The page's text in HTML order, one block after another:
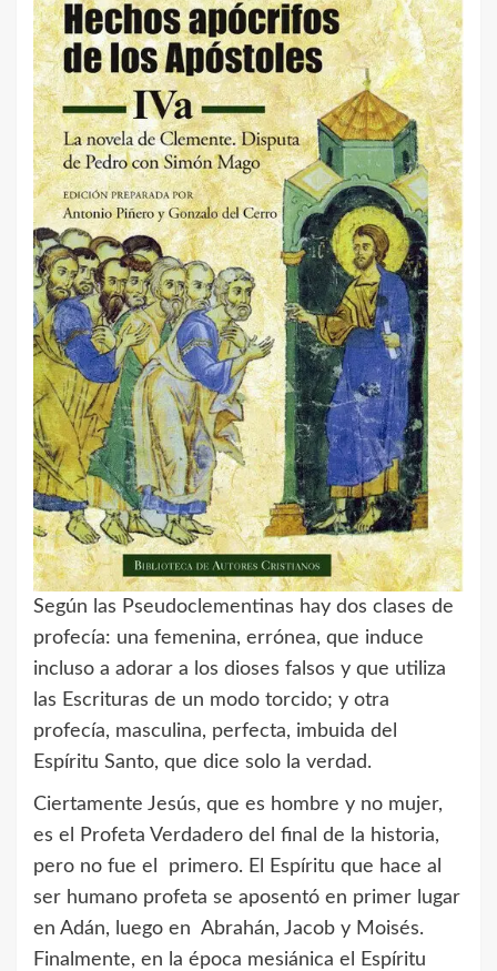
Según las Pseudoclementinas hay dos clases de
profecía: una femenina, errónea, que induce
incluso a adorar a los dioses falsos y que utiliza
las Escrituras de un modo torcido; y otra
profecía, masculina, perfecta, imbuida del
Espíritu Santo, que dice solo la verdad.
Ciertamente Jesús, que es hombre y no mujer,
es el Profeta Verdadero del final de la historia,
pero no fue el primero. El Espíritu que hace al
ser humano profeta se aposentó en primer lugar
en Adán, luego en Abrahán, Jacob y Moisés.
Finalmente, en la época mesiánica el Espíritu